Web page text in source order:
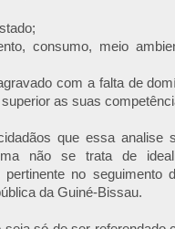
consumo, meio
com a falta de
as suas
que essa analise
não se trata de
no seguimento
da Guiné-Bissau.